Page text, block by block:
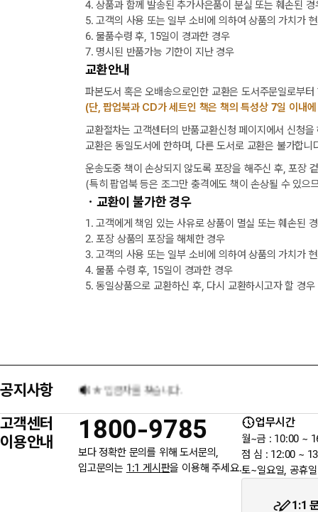
4. 상품과 함께 발송된 추가사은품이 분실 또는 훼손된 경
5. 고객의 사용 또는 일부 소비에 의하여 상품의 가치가
6. 물품수령 후, 15일이 경과한 경우
7. 명시된 반품가능 기한이 지난 경우
교환안내
파본도서 혹은 오배송으로인한 교환은 도서주문일로부
(단, 팝업북과 CD가 세트인 책은 책의 특성상 7일 이내
교환절차는 고객센터의 반품교환신청 페이지에서 신청
교환은 동일도서에 한하며, 다른 도서로 교환은 불가합니
운송도중 책이 손상되지 않도록 포장을 해주신 후, 포장
(특히 팝업북 등은 조그만 충격에도 책이 손상될 수 있으
ㆍ교환이 불가한 경우
1. 고객에게 책임 있는 사유로 상품이 멸실 또는 훼손된
2. 포장 상품의 포장을 해체한 경우
3. 고객의 사용 또는 일부 소비에 의하여 상품의 가치가
4. 물품 수령 후, 15일이 경과한 경우
5. 동일상품으로 교환하신 후, 다시 교환하시고자 할 경
공지사항
택배 없는 날 배송 업무 안내
★ 입금자를 찾습니다.
6월 3일 지방선거일 휴무 안내
고객센터
이용안내
1800-9785
보다 정확한 문의를 위해 도서문의,
입고문의는 1:1 게시판을 이용해 주세요.
업무시간
월~금 : 10:00 ~
점 심 : 12:00 ~
토~일요일, 공휴
1:1